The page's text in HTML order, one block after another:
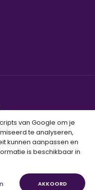
van Google om je
te analyseren,
kunnen aanpassen en
is beschikbaar in
AKKOORD
Alle Rechten
doorUnfolded.